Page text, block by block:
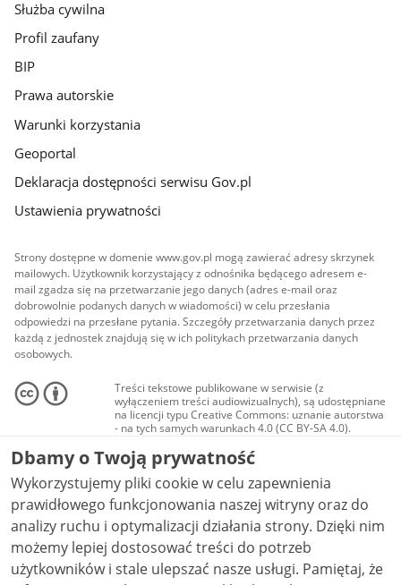
Służba cywilna
Profil zaufany
BIP
Prawa autorskie
Warunki korzystania
Geoportal
Deklaracja dostępności serwisu Gov.pl
Ustawienia prywatności
Strony dostępne w domenie www.gov.pl mogą zawierać adresy skrzynek
mailowych. Użytkownik korzystający z odnośnika będącego adresem e-
mail zgadza się na przetwarzanie jego danych (adres e-mail oraz
dobrowolnie podanych danych w wiadomości) w celu przesłania
odpowiedzi na przesłane pytania. Szczegóły przetwarzania danych przez
każdą z jednostek znajdują się w ich politykach przetwarzania danych
osobowych.
Treści tekstowe publikowane w serwisie (z
wyłączeniem treści audiowizualnych), są udostępniane
na licencji typu Creative Commons: uznanie autorstwa
- na tych samych warunkach 4.0 (CC BY-SA 4.0).
Materiały audiowizualne, w tym zdjęcia, materiały
audio i wideo, są udostępniane na licencji typu
Creative Commons: uznanie autorstwa użycie
niekomercyjne - bez utworów zależnych 4.0 (CC BY-
NC-ND 4.0), o ile nie jest to stwierdzone inaczej.
Dbamy o Twoją prywatność
Wykorzystujemy pliki cookie w celu zapewnienia
prawidłowego funkcjonowania naszej witryny oraz do
analizy ruchu i optymalizacji działania strony. Dzięki nim
możemy lepiej dostosować treści do potrzeb
użytkowników i stale ulepszać nasze usługi. Pamiętaj, że